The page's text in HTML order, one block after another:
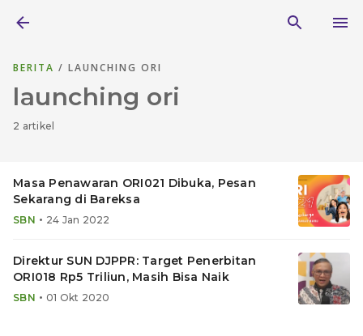
BERITA / LAUNCHING ORI
launching ori
2 artikel
Masa Penawaran ORI021 Dibuka, Pesan
Sekarang di Bareksa
SBN • 24 Jan 2022
Direktur SUN DJPPR: Target Penerbitan
ORI018 Rp5 Triliun, Masih Bisa Naik
SBN • 01 Okt 2020